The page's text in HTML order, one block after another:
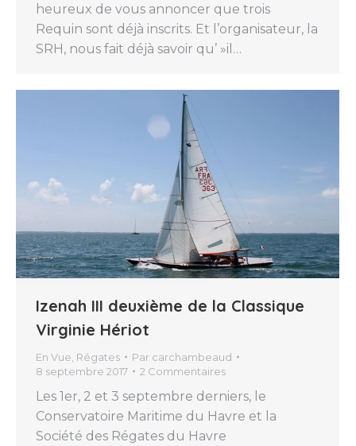
heureux de vous annoncer que trois
Requin sont déjà inscrits. Et l’organisateur, la
SRH, nous fait déjà savoir qu’ »il…
Izenah III deuxième de la Classique
Virginie Hériot
En Vue Régates Par carchambeaud
8 septembre 2017
2 Commentaires
Les 1er, 2 et 3 septembre derniers, le
Conservatoire Maritime du Havre et la
Société des Régates du Havre